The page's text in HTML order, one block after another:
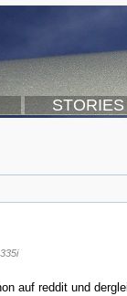
STORIES
auf reddit und